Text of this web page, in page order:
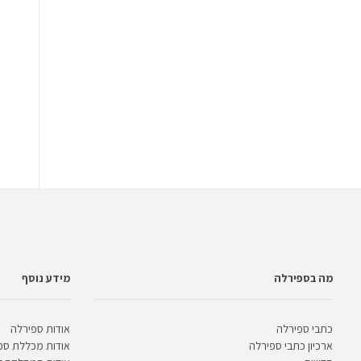
מידע נוסף
אודות ספירלה
אודות מכללת
מה בספירלה
כתבי ספירלה
ארכיון כתבי ספירלה